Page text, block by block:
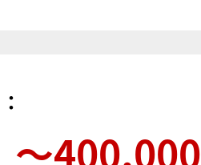
〜400,000